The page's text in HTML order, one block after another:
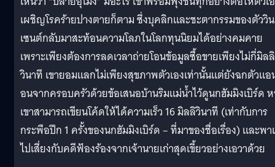
เผชิญโรคร้ายปางตายก็ตาม ซึ่งบุคลิกและชะตากรรมของตัววิน
เซนต์กลับมาสะท้อนความโลภในโลกทุนนิยมได้อย่างคมคาย
เพราะเพียงต้องการลดเวลาถ่ายโอนข้อมูลซื้อขายเพียงไม่กี่มิลลิ
วินาที เขายอมแลกไม่เพียงสุขภาพตัวเองเท่านั้นแต่ยังฉกตัวแ
อนจากครอบครัวด้วยข้อเสนอบ้านริมแม่น้ำไว้ดูนกฮัมมิงเบิร์ด
เขาสามารถเขียนโค้ดให้ได้ความเร็ว 16 มิลลิวินาที (เท่ากับการ
กระพือปีก 1 ครั้งของนกฮัมมิงเบิร์ด – ที่มาของชื่อเรื่อง) และพา
ไปเสี่ยงกับคดีฟ้องร้องจากเจ้านายเก่าสุดเขี้ยวอย่างเอวาด้วย